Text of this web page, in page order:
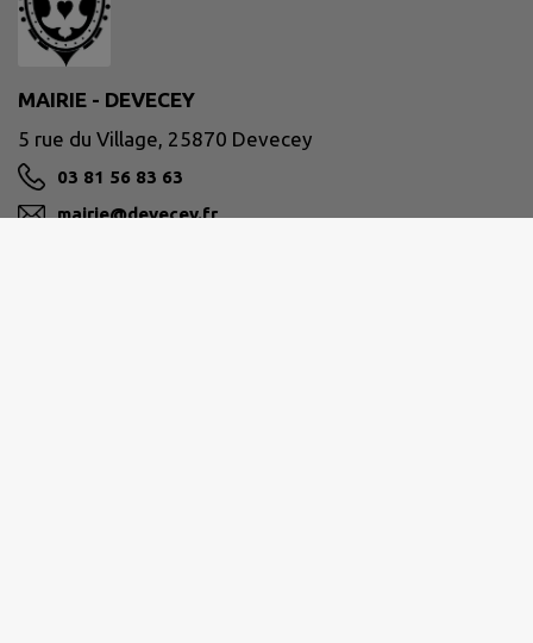
MAIRIE - DEVECEY
5 rue du Village, 25870 Devecey
03 81 56 83 63
mairie@devecey.fr